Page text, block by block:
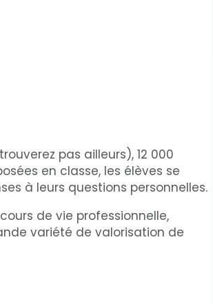
pas ailleurs), 12 000
en classe, les élèves se
à leurs questions personnelles.
de vie professionnelle,
variété de valorisation de